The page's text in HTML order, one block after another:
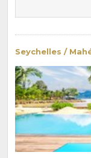
Seychelles /